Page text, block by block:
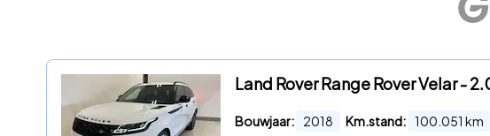
Land Rover Range Rover Velar -
Bouwjaar: 2018 Km.stand: 100.051 km